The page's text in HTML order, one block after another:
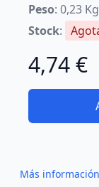
Peso: 0,23 Kg
Stock:
4,74 €
Más información